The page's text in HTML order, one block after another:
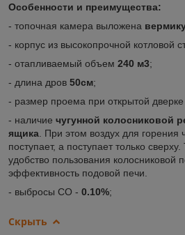
Особенности и преимущества:
- топочная камера выложена
- корпус из высокопрочной котловой
- отапливаемый объем 240 м3;
- длина дров 50см;
- размер проема при открытой дверке
- наличие чугунной колосниковой
ящика . При этом воздух для горения
поступает, а поступает только
удобство пользования колосниковой
эффективность подовой печи.
- выбросы CO - 0.10%;
Скрыть